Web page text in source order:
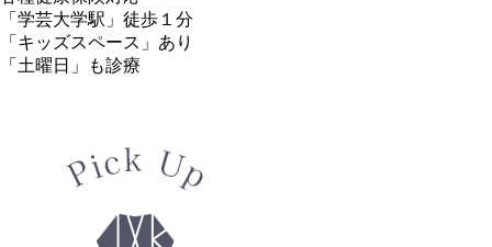
「 学芸大学駅 」 徒歩１分
「 キッズスペース 」 あり
「 土曜日 」 も診療